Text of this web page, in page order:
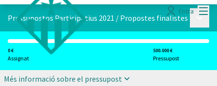
Entra
Pressupostos Participatius 2021 / Propostes finalistes
0 €
Assignat
500.000 €
Pressupost
Més informació sobre el pressupost